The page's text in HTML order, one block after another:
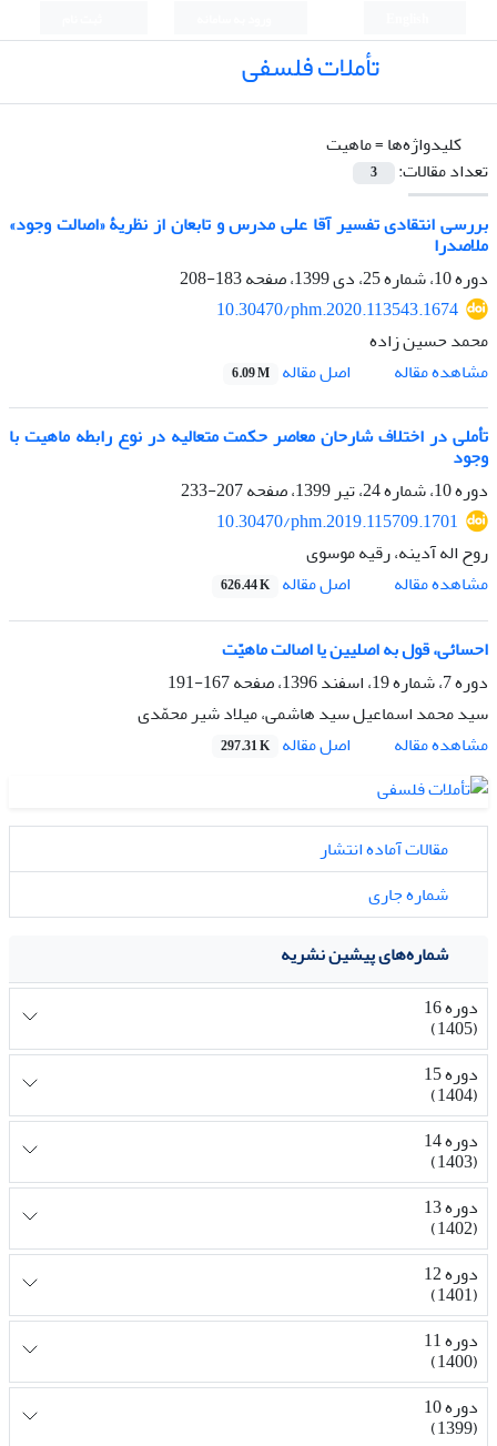
تأملات فلسفی
کلیدواژه‌ها =ماهیت
تعداد مقالات:
3
بررسی انتقادی تفسیر آقا علی مدرس و تابعان از نظریۀ «اصالت وجود»
ملاصدرا
دوره 10، شماره 25، دی 1399، صفحه
183-208
10.30470/phm.2020.113543.1674
محمد حسین زاده
مشاهده مقاله
اصل مقاله 6.09 M
تأملی در اختلاف شارحان معاصر حکمت متعالیه در نوع رابطه ماهیت با
وجود
دوره 10، شماره 24، تیر 1399، صفحه
207-233
10.30470/phm.2019.115709.1701
روح اله آدینه، رقیه موسوی
مشاهده مقاله
اصل مقاله 626.44 K
احسائی، قول به اصلیین یا اصالت ماهیّت
دوره 7، شماره 19، اسفند 1396، صفحه
167-191
سید محمد اسماعیل سید هاشمی، میلاد شیر محمّدی
مشاهده مقاله
اصل مقاله 297.31 K
مقالات آماده انتشار
شماره جاری
شماره‌های پیشین نشریه
دوره 16
(1405)
دوره 15
(1404)
دوره 14
(1403)
دوره 13
(1402)
دوره 12
(1401)
دوره 11
(1400)
دوره 10
(1399)